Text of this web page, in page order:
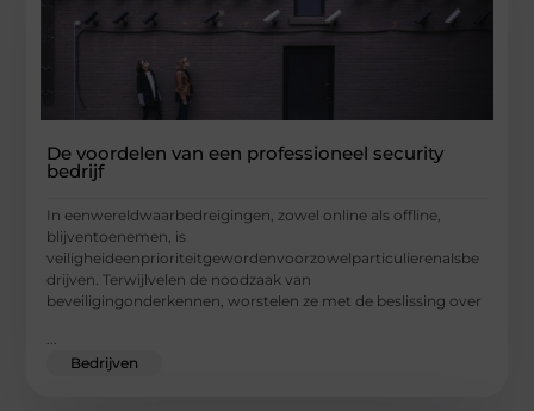
De voordelen van een professioneel security
bedrijf
In eenwereldwaarbedreigingen, zowel online als offline,
blijventoenemen, is
veiligheideenprioriteitgewordenvoorzowelparticulierenalsbe
drijven. Terwijlvelen de noodzaak van
beveiligingonderkennen, worstelen ze met de beslissing over
...
Bedrijven